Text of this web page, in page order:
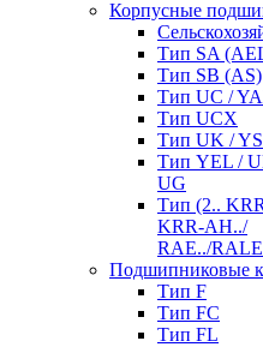
Корпусные
Тип SA
Тип SB (AS)
Тип UC /
Тип UCX
Тип UK /
Тип YEL /
UG
Тип (2..
KRR-AH../
RAE../
Подшипниковые
Тип F
Тип FC
Тип FL